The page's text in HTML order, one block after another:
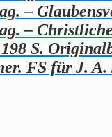
–
–
S.
FS für J.